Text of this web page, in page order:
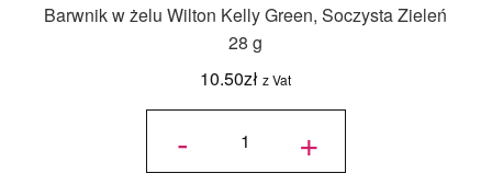
Barwnik w żelu Wilton Kelly Green, Soczysta Zieleń
28 g
10.50zł z Vat
-
ilość
Wilton
Kelly
Green,
Soczysta
Zieleń
+